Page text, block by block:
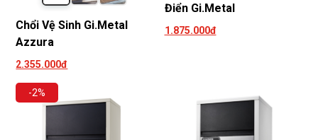
Chổi Vệ Sinh Gi.Metal
Azzura
2.355.000đ
Điển Gi.Metal
1.875.000đ
-2%